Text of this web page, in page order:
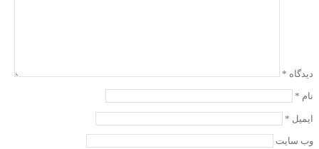
دیدگاه *
نام *
ایمیل *
وب‌ سایت